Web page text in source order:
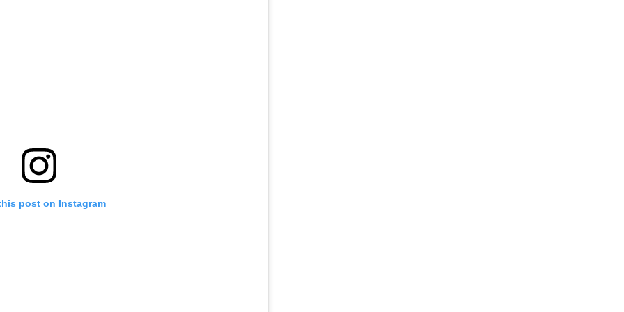
post on Instagram